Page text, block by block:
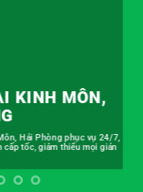
KINH MÔN,
Hải Phòng phục vụ 24/7,
cấp tốc, giảm thiểu mọi gián